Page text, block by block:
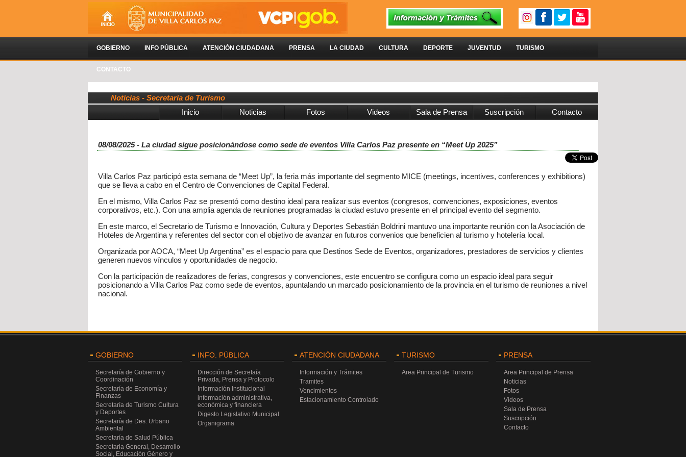
GOBIERNO INFO PÚBLICA ATENCIÓN CIUDADANA PRENSA LA CIUDAD CULTURA DEPORTE JUVENTUD TURISMO
CONTACTO
Noticias - Secretaría de Turismo
Inicio
Noticias Fotos Videos Sala de Prensa Suscripción Contacto
08/08/2025 - La ciudad sigue posicionándose como sede de eventos Villa Carlos Paz presente en “Meet Up 2025”
Villa Carlos Paz participó esta semana de “Meet Up”, la feria más importante del segmento MICE (meetings, incentives, conferences y exhibitions)
que se lleva a cabo en el Centro de Convenciones de Capital Federal.
En el mismo, Villa Carlos Paz se presentó como destino ideal para realizar sus eventos (congresos, convenciones, exposiciones, eventos
corporativos, etc.). Con una amplia agenda de reuniones programadas la ciudad estuvo presente en el principal evento del segmento.
En este marco, el Secretario de Turismo e Innovación, Cultura y Deportes Sebastián Boldrini mantuvo una importante reunión con la Asociación de
Hoteles de Argentina y referentes del sector con el objetivo de avanzar en futuros convenios que beneficien al turismo y hotelería local.
Organizada por AOCA, “Meet Up Argentina” es el espacio para que Destinos Sede de Eventos, organizadores, prestadores de servicios y clientes
generen nuevos vínculos y oportunidades de negocio.
Con la participación de realizadores de ferias, congresos y convenciones, este encuentro se configura como un espacio ideal para seguir
posicionando a Villa Carlos Paz como sede de eventos, apuntalando un marcado posicionamiento de la provincia en el turismo de reuniones a nivel
nacional.
GOBIERNO
Secretaría de Gobierno y
Coordinación
Secretaría de Economía y
Finanzas
Secretaría de Turismo Cultura
y Deportes
Secretaría de Des. Urbano
Ambiental
Secretaría de Salud Pública
Secretaria General, Desarrollo
Social, Educación Género y
INFO. PÚBLICA
Dirección de Secretaía
Privada, Prensa y Protocolo
Información Institucional
información administrativa,
económica y financiera
Digesto Legislativo Municipal
Organigrama
ATENCIÓN CIUDADANA
Información y Trámites
Tramites
Vencimientos
Estacionamiento Controlado
TURISMO
Area Principal de Turismo
PRENSA
Area Principal de Prensa
Noticias
Fotos
Videos
Sala de Prensa
Suscripción
Contacto